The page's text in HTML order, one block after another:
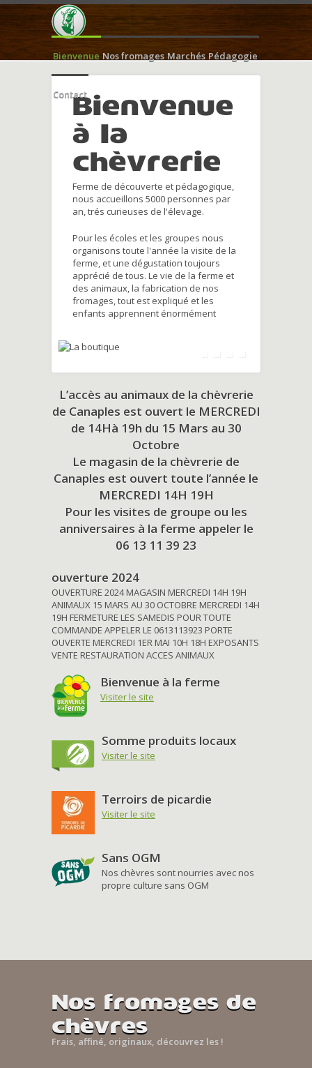
Bienvenue Nos fromages Marchés Pédagogie
ContactBienvenue
à la
chèvrerie
Ferme de découverte et pédagogique,
nous accueillons 5000 personnes par
an, trés curieuses de l'élevage.
Pour les écoles et les groupes nous
organisons toute l'année la visite de la
ferme, et une dégustation toujours
apprécié de tous. Le vie de la ferme et
des animaux, la fabrication de nos
fromages, tout est expliqué et les
enfants apprennent énormément
L’accès au animaux de la chèvrerie
de Canaples est ouvert le MERCREDI
de 14Hà 19h du 15 Mars au 30
Octobre
Le magasin de la chèvrerie de
Canaples est ouvert toute l’année le
MERCREDI 14H 19H
Pour les visites de groupe ou les
anniversaires à la ferme appeler le
06 13 11 39 23
ouverture 2024
OUVERTURE 2024 MAGASIN MERCREDI 14H 19H
ANIMAUX 15 MARS AU 30 OCTOBRE MERCREDI 14H
19H FERMETURE LES SAMEDIS POUR TOUTE
COMMANDE APPELER LE 0613113923 PORTE
OUVERTE MERCREDI 1ER MAI 10H 18H EXPOSANTS
VENTE RESTAURATION ACCES ANIMAUX
Bienvenue à la ferme
Visiter le site
Somme produits locaux
Visiter le site
Terroirs de picardie
Visiter le site
Sans OGM
Nos chèvres sont nourries avec nos
propre culture sans OGM
Nos fromages de
chèvres
Frais, affiné, originaux, découvrez les !